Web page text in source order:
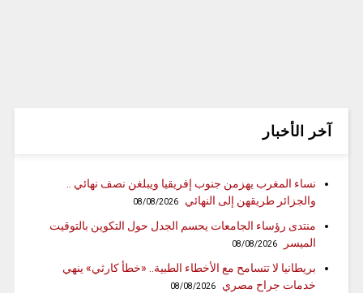
آخر الأخبار
نساء المغرب يهزمن جنوب إفريقيا ويبلغن نصف نهائي ..
والجزائر طريقهن إلى النهائي
08/08/2026
منتدى رؤساء الجامعات يحسم الجدل حول التكوين بالتوقيت
الميسر
08/08/2026
بريطانيا لا تتسامح مع الأخطاء الطبية.. «خطأ كارثي» ينهي
خدمات جراح مصري
08/08/2026